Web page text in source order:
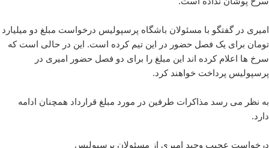
امیری در گفتگو با مسئولان باشگاه پرسپولیس درخواست مبلغ دو میلیارد
تومان برای یک فصل حضور در این تیم کرده است. این در حالی است که
سرخ ها اعلام کرده اند این مبلغ را برای دو فصل حضور امیری در
پرسپولیس پرداخت خواهند کرد.
به نظر می رسد مذاکرات طرفین در مورد مبلغ قرارداد همچنان ادامه
دارد.
درخواست عجیب وحید امیری از مسئولان پرسپولیس